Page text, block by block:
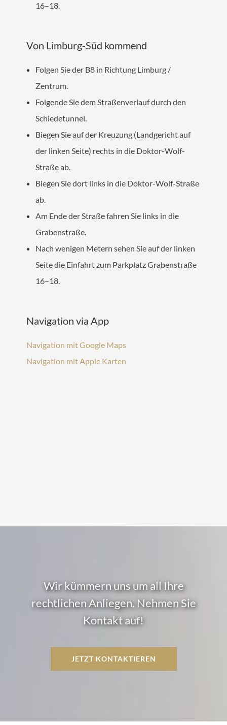
16–18.
Von Limburg-Süd kommend
Folgen Sie der B8 in Richtung Limburg /
Zentrum.
Folgende Sie dem Straßenverlauf durch den
Schiedetunnel.
Biegen Sie auf der Kreuzung (Landgericht auf
der linken Seite) rechts in die Doktor-Wolf-
Straße ab.
Biegen Sie dort links in die Doktor-Wolf-Straße
ab.
Am Ende der Straße fahren Sie links in die
Grabenstraße.
Nach wenigen Metern sehen Sie auf der linken
Seite die Einfahrt zum Parkplatz Grabenstraße
16–18.
Navigation via App
Navigation mit Google Maps
Navigation mit Apple Karten
Wir kümmern uns um all Ihre
rechtlichen Anliegen. Nehmen Sie
Kontakt auf!
JETZT KONTAKTIEREN